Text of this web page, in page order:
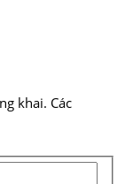
khai. Các